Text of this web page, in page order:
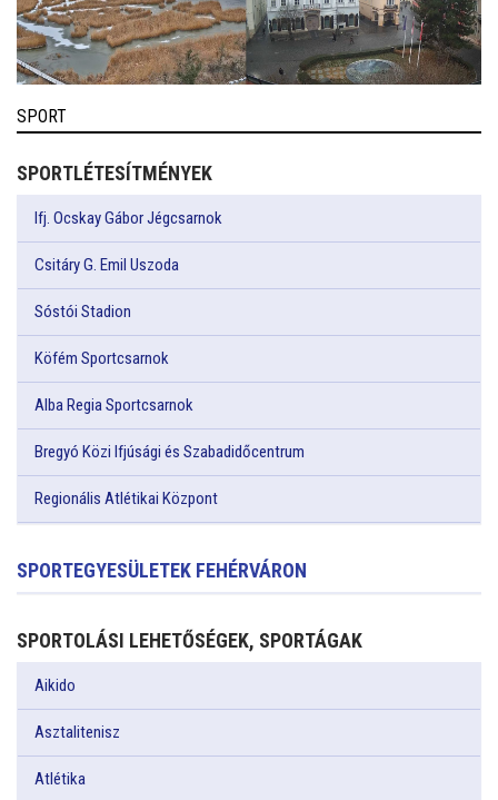
SPORT
SPORTLÉTESÍTMÉNYEK
Ifj. Ocskay Gábor Jégcsarnok
Csitáry G. Emil Uszoda
Sóstói Stadion
Köfém Sportcsarnok
Alba Regia Sportcsarnok
Bregyó Közi Ifjúsági és Szabadidőcentrum
Regionális Atlétikai Központ
SPORTEGYESÜLETEK FEHÉRVÁRON
SPORTOLÁSI LEHETŐSÉGEK, SPORTÁGAK
Aikido
Asztalitenisz
Atlétika